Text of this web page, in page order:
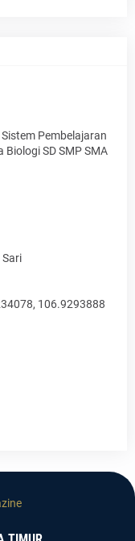
Pembelajaran
SD SMP SMA
106.9293888